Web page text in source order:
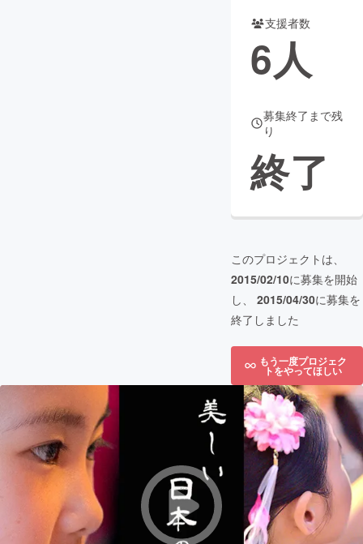
支援者数
6人
募集終了まで残
り
終了
このプロジェクトは、
2015/02/10に募集を開始
し、 2015/04/30に募集を
終了しました
もう一度プロジェク
トをやってほしい